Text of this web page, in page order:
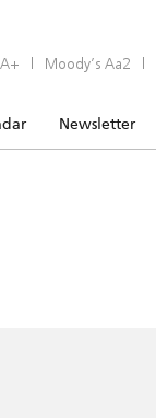
| Moody’s Aa2 |
Newsletter